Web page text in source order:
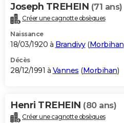
Joseph TREHEIN (71 ans)
Créer une cagnotte obsèques
Naissance
18/03/1920 à Brandivy(Morbihan
Décès
28/12/1991 à Vannes (Morbihan)
Henri TREHEIN (80 ans)
Créer une cagnotte obsèques